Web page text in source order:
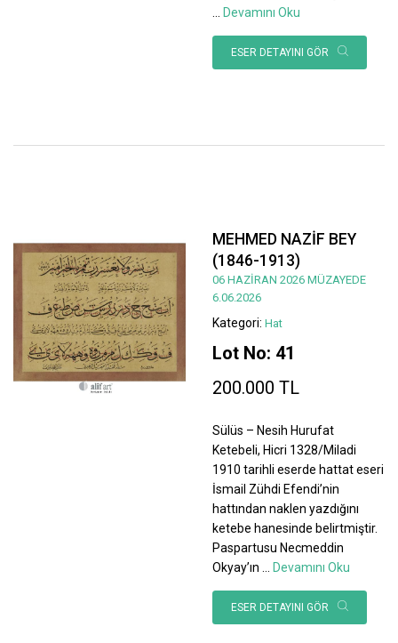
Devamını Oku
ESER DETAYINI GÖR
MEHMED NAZİF BEY
(1846-1913)
06 HAZİRAN 2026 MÜZAYEDE
6.06.2026
Kategori: Hat
Lot No: 41
200.000 TL
Sülüs – Nesih Hurufat
Ketebeli, Hicri 1328/Miladi
1910 tarihli eserde hattat eseri
İsmail Zühdi Efendi’nin
hattından naklen yazdığını
ketebe hanesinde belirtmiştir.
Paspartusu Necmeddin
Okyay’ın
Devamını Oku
ESER DETAYINI GÖR